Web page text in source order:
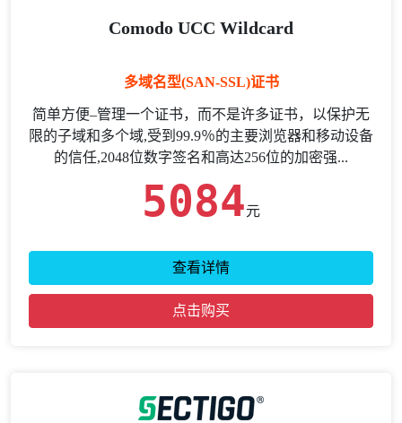
Comodo UCC Wildcard
多域名型(SAN-SSL)证书
简单方便–管理一个证书，而不是许多证书，以保护无
限的子域和多个域,受到99.9％的主要浏览器和移动设备
的信任,2048位数字签名和高达256位的加密强...
5084元
查看详情
点击购买